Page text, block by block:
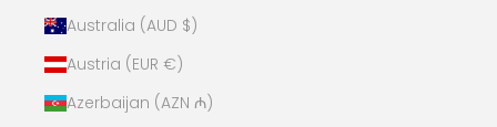
Australia (AUD $)
Austria (EUR €)
Azerbaijan (AZN ₼)